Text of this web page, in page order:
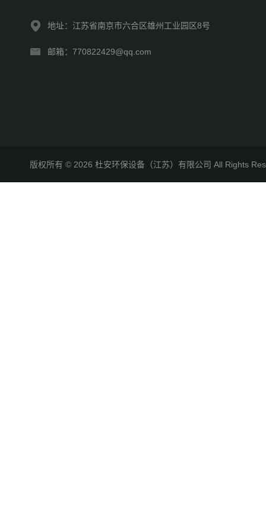
地址：江苏省南京市六合区雄州工业园区8号
邮箱：770822429@qq.com
版权所有 © 2026 杜安环保设备（江苏）有限公司 All Rights